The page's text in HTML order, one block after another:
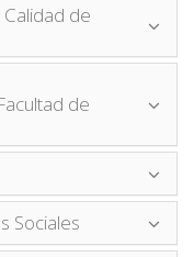
de
de
Sociales